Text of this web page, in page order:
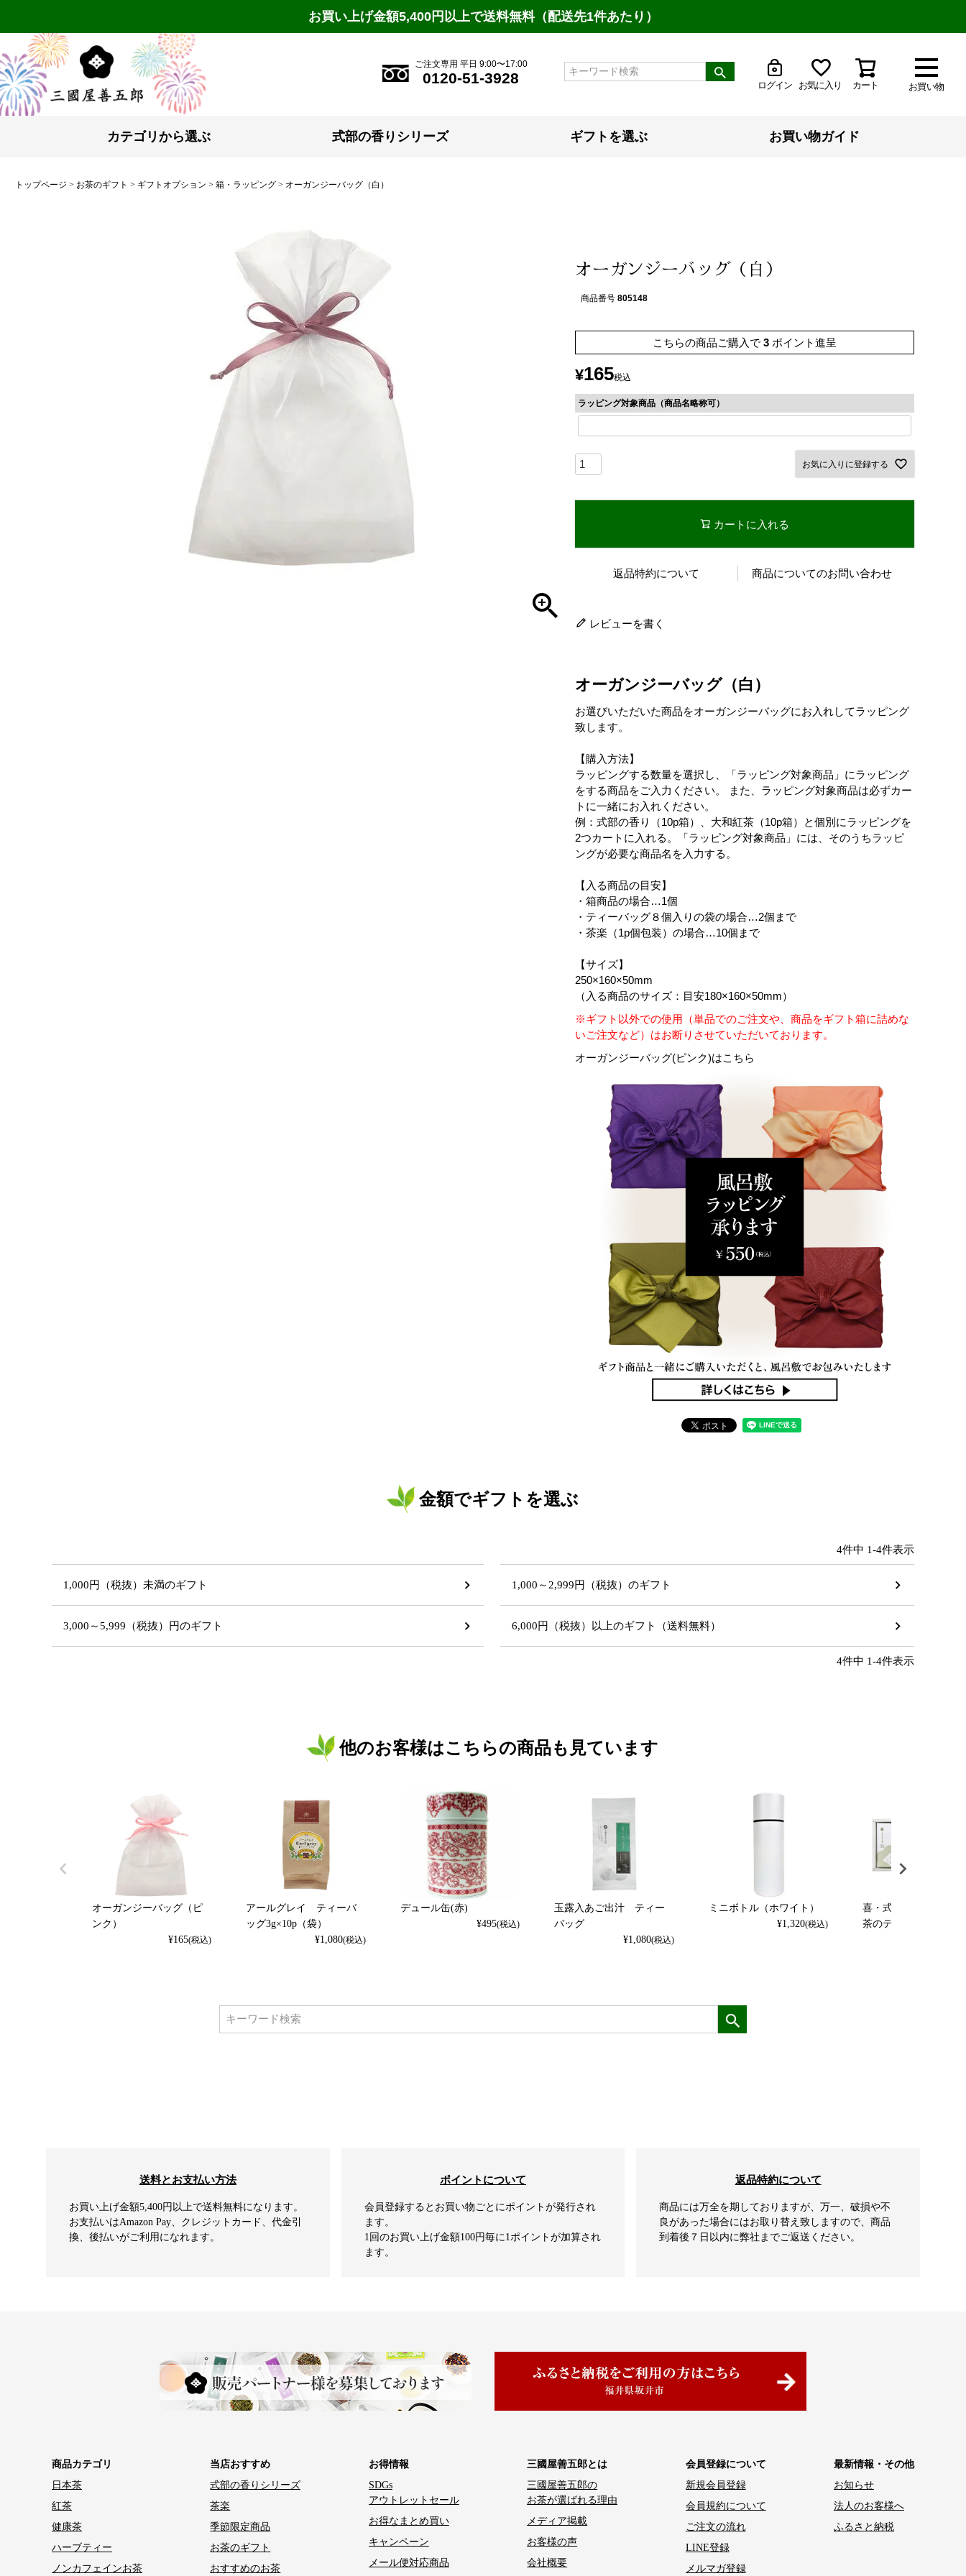
お買い上げ金額5,400円以上で送料無料（配送先1件あたり）
お買い物
ご注文専用 平日 9:00〜17:00
0120-51-3928 ログイン お気に入り カート
カテゴリから選ぶ 式部の香りシリーズ ギフトを選ぶ お買い物ガイド
トップページ お茶のギフト ギフトオプション 箱・ラッピング オーガンジーバッグ（白）
オーガンジーバッグ（白）
商品番号 805148
こちらの商品ご購入で 3 ポイント進呈
¥165税込
ラッピング対象商品（商品名略称可）
お気に入りに登録する
カートに入れる
返品特約について 商品についてのお問い合わせ
レビューを書く
オーガンジーバッグ（白）
お選びいただいた商品をオーガンジーバッグにお入れしてラッピング
致します。
【購入方法】
ラッピングする数量を選択し、「ラッピング対象商品」にラッピング
をする商品をご入力ください。 また、ラッピング対象商品は必ずカー
トに一緒にお入れください。
例：式部の香り（10p箱）、大和紅茶（10p箱）と個別にラッピングを
2つカートに入れる。「ラッピング対象商品」には、そのうちラッピ
ングが必要な商品名を入力する。
【入る商品の目安】
・箱商品の場合…1個
・ティーバッグ８個入りの袋の場合…2個まで
・茶楽（1p個包装）の場合…10個まで
【サイズ】
250×160×50mm
（入る商品のサイズ：目安180×160×50mm）
※ギフト以外での使用（単品でのご注文や、商品をギフト箱に詰めな
いご注文など）はお断りさせていただいております。
オーガンジーバッグ(ピンク)はこちら
金額でギフトを選ぶ
4件中 1-4件表示
1,000円（税抜）未満のギフト 1,000～2,999円（税抜）のギフト
3,000～5,999（税抜）円のギフト 6,000円（税抜）以上のギフト（送料無料）
4件中 1-4件表示
他のお客様はこちらの商品も見ています
オーガンジーバッグ（ピ
ンク）
¥165(税込)
アールグレイ ティーバ
ッグ3g×10p（袋）
¥1,080(税込)
デュール缶(赤)
¥495(税込)
玉露入あご出汁 ティー
バッグ
¥1,080(税込)
ミニボトル（ホワイト）
¥1,320(税込)
喜・式部の香りと加賀
茶のティーバッグセッ
送料とお支払い方法
お買い上げ金額5,400円以上で送料無料になります。
お支払いはAmazon Pay、クレジットカード、代金引
換、後払いがご利用になれます。
ポイントについて
会員登録するとお買い物ごとにポイントが発行され
ます。
1回のお買い上げ金額100円毎に1ポイントが加算され
ます。
返品特約について
商品には万全を期しておりますが、万一、破損や不
良があった場合にはお取り替え致しますので、商品
到着後７日以内に弊社までご返送ください。
商品カテゴリ
日本茶
紅茶
健康茶
ハーブティー
ノンカフェインお茶
当店おすすめ
式部の香りシリーズ
茶楽
季節限定商品
お茶のギフト
おすすめのお茶
お得情報
SDGs
アウトレットセール
お得なまとめ買い
キャンペーン
メール便対応商品
三國屋善五郎とは
三國屋善五郎の
お茶が選ばれる理由
メディア掲載
お客様の声
会社概要
会員登録について
新規会員登録
会員規約について
ご注文の流れ
LINE登録
メルマガ登録
最新情報・その他
お知らせ
法人のお客様へ
ふるさと納税